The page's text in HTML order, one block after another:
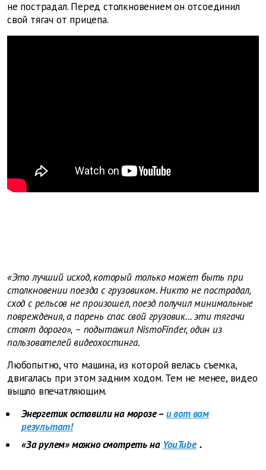
не пострадал. Перед столкновением он отсоединил
свой тягач от прицепа.
«Это лучший исход, который только может быть при
столкновении поезда с грузовиком. Никто не пострадал,
сход с рельсов не произошел, поезд получил минимальные
повреждения, а парень спас свой грузовик... эти тягачи
стоят дорого», – подытожил NismoFinder, один из
пользователей видеохостинга.
Любопытно, что машина, из которой велась съемка,
двигалась при этом задним ходом. Тем не менее, видео
вышло впечатляющим.
Энергетик оставили на морозе –и вот вам
результат!
«За рулем» можно смотреть на YouTube .